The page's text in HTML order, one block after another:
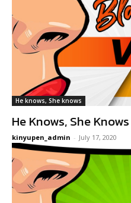
He knows, She knows
He Knows, She
kinyupen_admin - July 17, 2020